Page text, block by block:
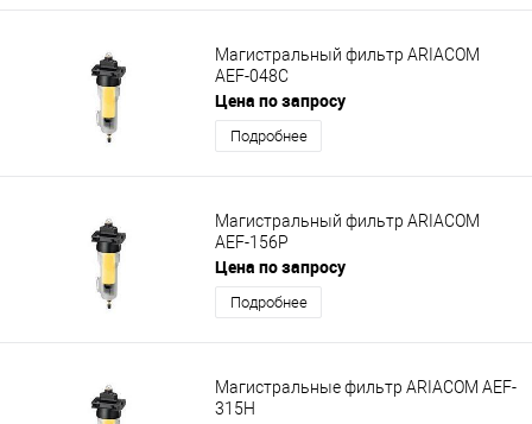
Магистральный фильтр ARIACOM
AEF-048C
Цена по запросу
Подробнее
Магистральный фильтр ARIACOM
AEF-156P
Цена по запросу
Подробнее
Магистральные фильтр ARIACOM AEF-
315H